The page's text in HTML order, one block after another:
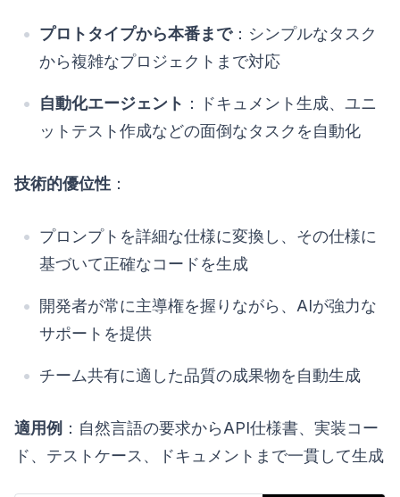
プロトタイプから本番まで：シンプルなタスク
から複雑なプロジェクトまで対応
自動化エージェント ：ドキュメント生成、ユニ
ットテスト作成などの面倒なタスクを自動化
技術的優位性 ：
プロンプトを詳細な仕様に変換し、その仕様に
基づいて正確なコードを生成
開発者が常に主導権を握りながら、AIが強力な
サポートを提供
チーム共有に適した品質の成果物を自動生成
適用例 ：自然言語の要求からAPI仕様書、実装コー
ド、テストケース、ドキュメントまで一貫して生成